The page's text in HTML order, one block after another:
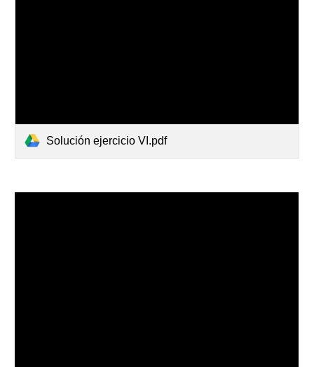
Solución ejercicio VI.pdf